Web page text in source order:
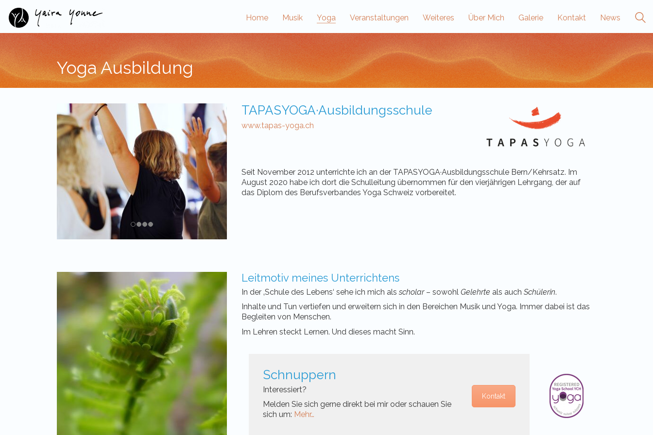
Home Musik Yoga Veranstaltungen Weiteres Über Mich Galerie Kontakt News
Yoga Ausbildung
TAPASYOGA·Ausbildungsschule
www.tapas-yoga.ch
Seit November 2012 unterrichte ich an der TAPASYOGA·Ausbildungsschule Bern/Kehrsatz. Im
August 2020 habe ich dort die Schulleitung übernommen für den vierjährigen Lehrgang, der auf
das Diplom des Berufsverbandes Yoga Schweiz vorbereitet.
Leitmotiv meines Unterrichtens
In der ‚Schule des Lebens‘ sehe ich mich als scholar– sowohl Gelehrte als auch Schülerin.
Inhalte und Tun vertiefen und erweitern sich in den Bereichen Musik und Yoga. Immer dabei ist das
Begleiten von Menschen.
Im Lehren steckt Lernen. Und dieses macht Sinn.
Schnuppern
Interessiert?
Melden Sie sich gerne direkt bei mir oder schauen Sie
sich um: Mehr…
Kontakt